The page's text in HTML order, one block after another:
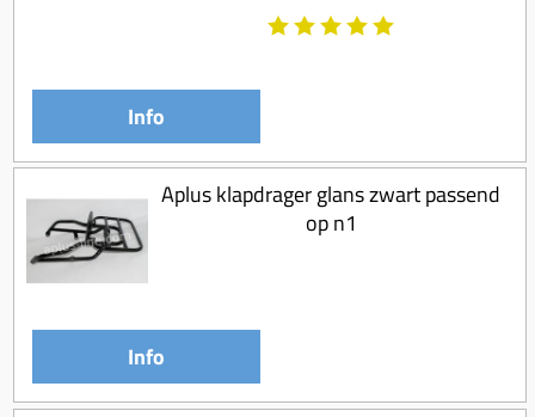
Info
Aplus klapdrager glans zwart passend
op n1
Info